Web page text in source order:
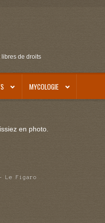
de droits
MYCOLOGIE
en photo.
Le Figaro